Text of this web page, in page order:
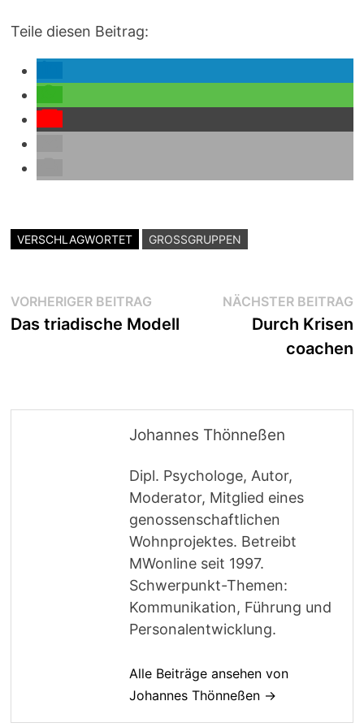
Teile diesen Beitrag:
VERSCHLAGWORTET GROSSGRUPPEN
Beitragsnavigation
VORHERIGER BEITRAG Vorheriger
Beitrag:
Das triadische Modell
NÄCHSTER BEITRAG
Durch Krisen
coachen
Johannes Thönneßen
Dipl. Psychologe, Autor,
Moderator, Mitglied eines
genossenschaftlichen
Wohnprojektes. Betreibt
MWonline seit 1997.
Schwerpunkt-Themen:
Kommunikation, Führung und
Personalentwicklung.
Alle Beiträge ansehen von
Johannes Thönneßen →